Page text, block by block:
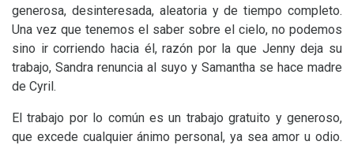
generosa, desinteresada, aleatoria y de tiempo completo.
Una vez que tenemos el saber sobre el cielo, no podemos
sino ir corriendo hacia él, razón por la que Jenny deja su
trabajo, Sandra renuncia al suyo y Samantha se hace madre
de Cyril.
El trabajo por lo común es un trabajo gratuito y generoso,
que excede cualquier ánimo personal, ya sea amor u odio.